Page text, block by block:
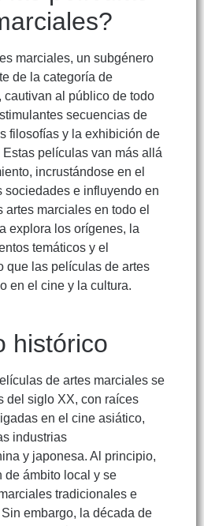
marciales, un subgénero
de la categoría de
cautivan al público de todo
secuencias de
filosofías y la exhibición de
películas van más allá
incrustándose en el
sociedades e influyendo en
artes marciales en todo el
explora los orígenes, la
temáticos y el
que las películas de artes
en el cine y la cultura.
histórico
de artes marciales se
del siglo XX, con raíces
en el cine asiático,
industrias
y japonesa. Al principio,
de ámbito local y se
tradicionales e
embargo, la década de